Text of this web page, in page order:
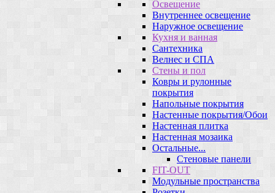
Освещение
Внутреннее освещение
Наружное освещение
Кухня и ванная
Сантехника
Велнес и СПА
Стены и пол
Ковры и рулонные
покрытия
Напольные покрытия
Настенные покрытия/Обои
Настенная плитка
Настенная мозаика
Остальные...
Стеновые панели
FIT-OUT
Модульные пространства